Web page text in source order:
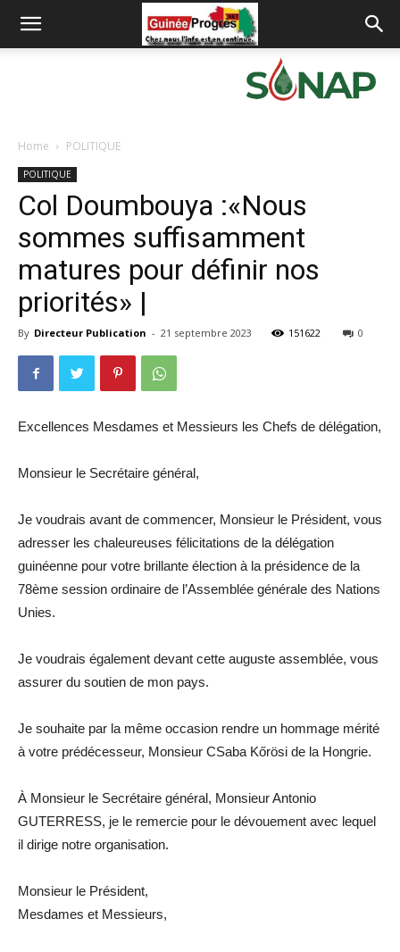
Home POLITIQUE
POLITIQUE
Col Doumbouya :«Nous
sommes suffisamment
matures pour définir nos
priorités» |
By Directeur Publication - 21 septembre 2023 151622 0
Excellences Mesdames et Messieurs les Chefs de délégation,
Monsieur le Secrétaire général,
Je voudrais avant de commencer, Monsieur le Président, vous
adresser les chaleureuses félicitations de la délégation
guinéenne pour votre brillante élection à la présidence de la
78ème session ordinaire de l’Assemblée générale des Nations
Unies.
Je voudrais également devant cette auguste assemblée, vous
assurer du soutien de mon pays.
Je souhaite par la même occasion rendre un hommage mérité
à votre prédécesseur, Monsieur CSaba Kőrösi de la Hongrie.
À Monsieur le Secrétaire général, Monsieur Antonio
GUTERRESS, je le remercie pour le dévouement avec lequel
il dirige notre organisation.
Monsieur le Président,
Mesdames et Messieurs,